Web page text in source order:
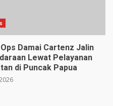
Damai Cartenz Jalin
Lewat Pelayanan
di Puncak Papua